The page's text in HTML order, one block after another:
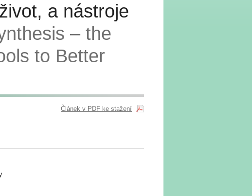
a nástroje
– the
to Better
Článek v PDF ke stažení